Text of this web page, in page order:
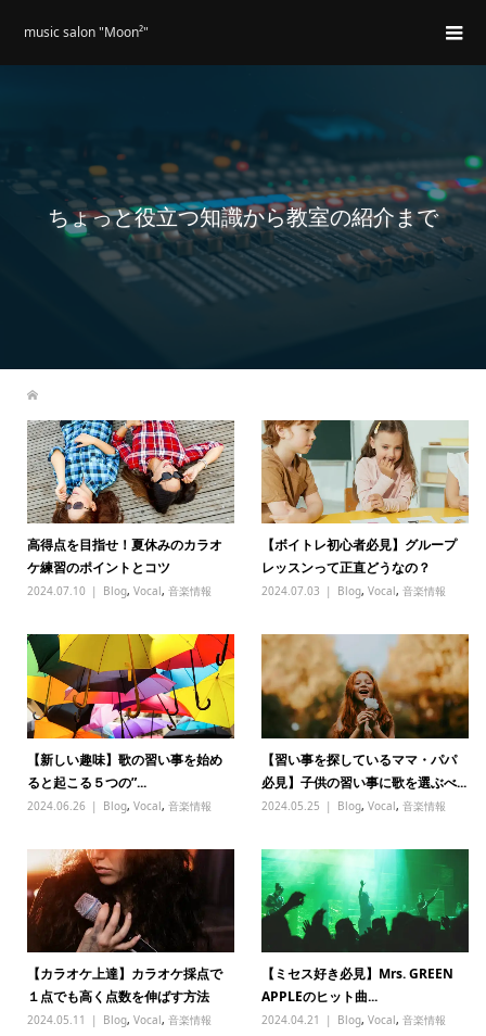
music salon "Moon²"
ちょっと役立つ知識から教室の紹介まで
高得点を目指せ！夏休みのカラオ
ケ練習のポイントとコツ
2024.07.10 Blog, Vocal, 音楽情報
【ボイトレ初心者必見】グループ
レッスンって正直どうなの？
2024.07.03 Blog,Vocal,音楽情報
【新しい趣味】歌の習い事を始め
ると起こる５つの”...
2024.06.26 Blog, Vocal, 音楽情報
【習い事を探しているママ・パパ
必見】子供の習い事に歌を選ぶべ...
2024.05.25 Blog,Vocal,音楽情報
【カラオケ上達】カラオケ採点で
１点でも高く点数を伸ばす方法
2024.05.11 Blog, Vocal, 音楽情報
【ミセス好き必見】Mrs. GREEN
APPLEのヒット曲...
2024.04.21 Blog,Vocal,音楽情報